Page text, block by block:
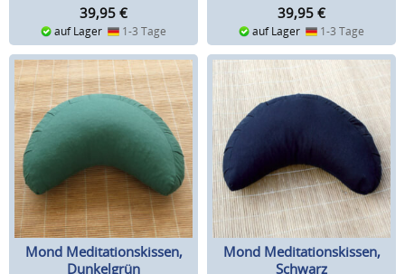
39,95 €
auf Lager 1-3 Tage
39,95 €
auf Lager 1-3 Tage
Mond Meditationskissen,
Dunkelgrün
Mond Meditationskissen,
Schwarz